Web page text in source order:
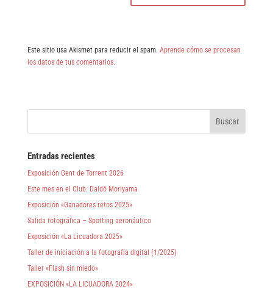
Este sitio usa Akismet para reducir el spam. Aprende cómo se procesan
los datos de tus comentarios.
Entradas recientes
Exposición Gent de Torrent 2026
Este mes en el Club: Daidō Moriyama
Exposición «Ganadores retos 2025»
Salida fotográfica – Spotting aeronáutico
Exposición «La Licuadora 2025»
Taller de iniciación a la fotografía digital (1/2025)
Taller «Flash sin miedo»
EXPOSICIÓN «LA LICUADORA 2024»